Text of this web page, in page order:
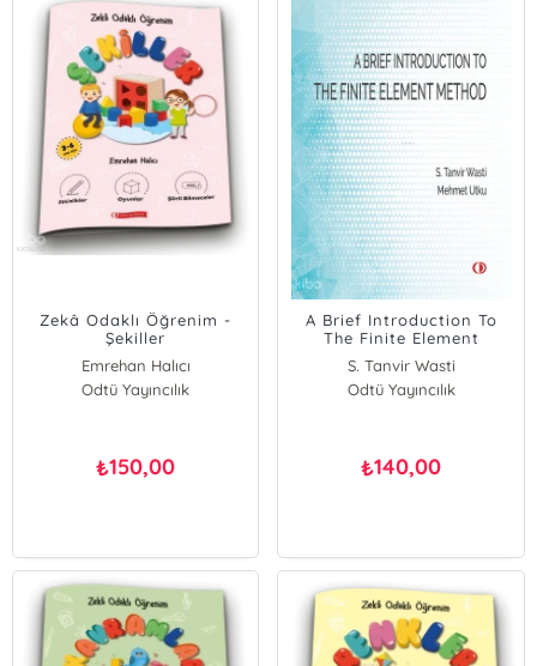
Zekâ Odaklı Öğrenim -
Şekiller
Emrehan Halıcı
Odtü Yayıncılık
₺150,00
A Brief Introduction To
The Finite Element
S. Tanvir Wasti
Odtü Yayıncılık
₺140,00